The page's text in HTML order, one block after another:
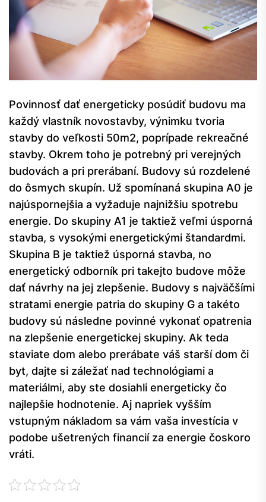
Povinnosť dať energeticky posúdiť budovu ma
každý vlastník novostavby, výnimku tvoria
stavby do veľkosti 50m2, poprípade rekreačné
stavby. Okrem toho je potrebný pri verejných
budovách a pri prerábaní. Budovy sú rozdelené
do ôsmych skupín. Už spomínaná skupina A0 je
najúspornejšia a vyžaduje najnižšiu spotrebu
energie. Do skupiny A1 je taktiež veľmi úsporná
stavba, s vysokými energetickými štandardmi.
Skupina B je taktiež úsporná stavba, no
energetický odborník pri takejto budove môže
dať návrhy na jej zlepšenie. Budovy s najväčšími
stratami energie patria do skupiny G a takéto
budovy sú následne povinné vykonať opatrenia
na zlepšenie energetickej skupiny. Ak teda
staviate dom alebo prerábate váš starší dom či
byt, dajte si záležať nad technológiami a
materiálmi, aby ste dosiahli energeticky čo
najlepšie hodnotenie. Aj napriek vyšším
vstupným nákladom sa vám vaša investícia v
podobe ušetrených financií za energie čoskoro
vráti.